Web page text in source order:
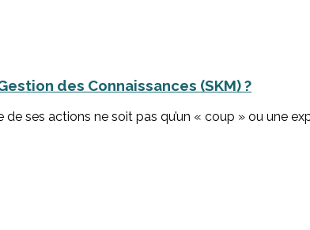
des Connaissances (SKM) ?
de ses actions ne soit pas qu’un « coup » ou une